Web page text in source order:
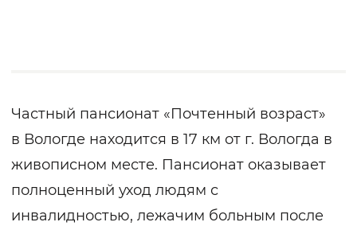
Частный пансионат «Почтенный возраст»
в Вологде находится в 17 км от г. Вологда в
живописном месте. Пансионат оказывает
полноценный уход людям с
инвалидностью, лежачим больным после